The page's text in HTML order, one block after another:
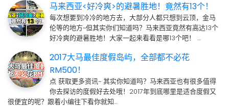
马来西亚<好冷爽>的避暑胜地！竟然有13个！
每次想要到冷冷的地方去，大部分人都只想到云顶，金马
伦等的地方~但其实你们知道吗？马来西亚竟然有高达13个
好冷爽的避暑胜地！大家一起来看看是哪13个吧！ …
2017大马最佳度假岛屿，全部都不必花
RM500！
点 获取更多资讯~ 其实你知道吗？马来西亚也有很多值得
你去探访的度假好去处哦！2017年到底哪里是适合度假又
很便宜的呢？跟着小编往下看你就知…